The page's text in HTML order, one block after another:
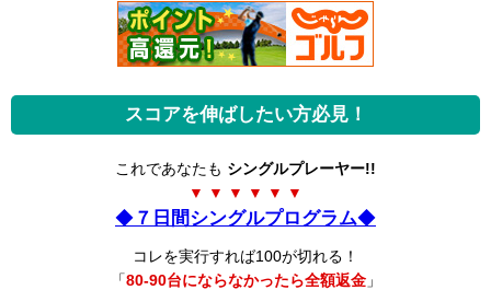
スコアを伸ばしたい方必見！
これであなたも シングルプレーヤー!!
▼ ▼ ▼ ▼ ▼ ▼
◆ ７日間シングルプログラム◆
コレを実行すれば100が切れる！
「80-90台にならなかったら全額返金」